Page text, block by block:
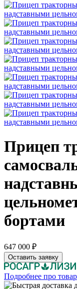
Прицеп
бортами
647 000 ₽
Оставить заявку
Подробнее про товар